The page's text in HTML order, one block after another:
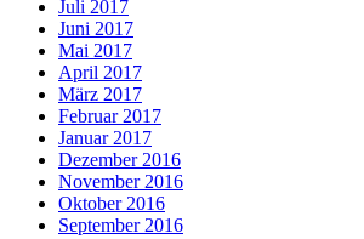
Juli 2017
Juni 2017
Mai 2017
April 2017
März 2017
Februar 2017
Januar 2017
Dezember 2016
November 2016
Oktober 2016
September 2016